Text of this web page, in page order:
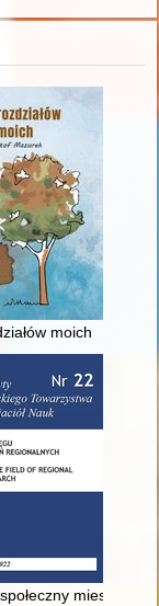
potrzebami
moich
KC PZPR i